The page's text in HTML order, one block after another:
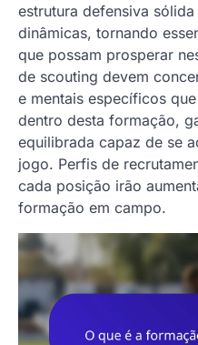
estrutura defensiva
dinâmicas, tornando
que possam prosperar
de scouting devem
e mentais específicos
dentro desta formação,
equilibrada capaz de se
jogo. Perfis de
cada posição irão
formação em campo.